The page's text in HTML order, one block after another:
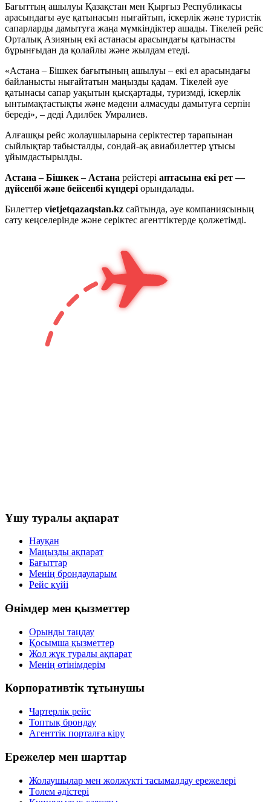
Бағыттың ашылуы Қазақстан мен Қырғыз Республикасы
арасындағы әуе қатынасын нығайтып, іскерлік және туристік
сапарларды дамытуға жаңа мүмкіндіктер ашады. Тікелей рейс
Орталық Азияның екі астанасы арасындағы қатынасты
бұрынғыдан да қолайлы және жылдам етеді.
«Астана – Бішкек бағытының ашылуы – екі ел арасындағы
байланысты нығайтатын маңызды қадам. Тікелей әуе
қатынасы сапар уақытын қысқартады, туризмді, іскерлік
ынтымақтастықты және мәдени алмасуды дамытуға серпін
береді», – деді Адилбек Умралиев.
Алғашқы рейс жолаушыларына серіктестер тарапынан
сыйлықтар табысталды, сондай-ақ авиабилеттер ұтысы
ұйымдастырылды.
Астана – Бішкек – Астана рейстері аптасына екі рет —
дүйсенбі және бейсенбі күндері орындалады.
Билеттер vietjetqazaqstan.kz сайтында, әуе компаниясының
сату кеңселерінде және серіктес агенттіктерде қолжетімді.
Ұшу туралы ақпарат
Науқан
Маңызды ақпарат
Бағыттар
Менің брондауларым
Рейс күйі
Өнімдер мен қызметтер
Орынды таңдау
Қосымша қызметтер
Жол жүк туралы ақпарат
Менің өтінімдерім
Корпоративтік тұтынушы
Чартерлік рейс
Топтық брондау
Агенттік порталға кіру
Ережелер мен шарттар
Жолаушылар мен жолжүкті тасымалдау ережелері
Төлем әдістері